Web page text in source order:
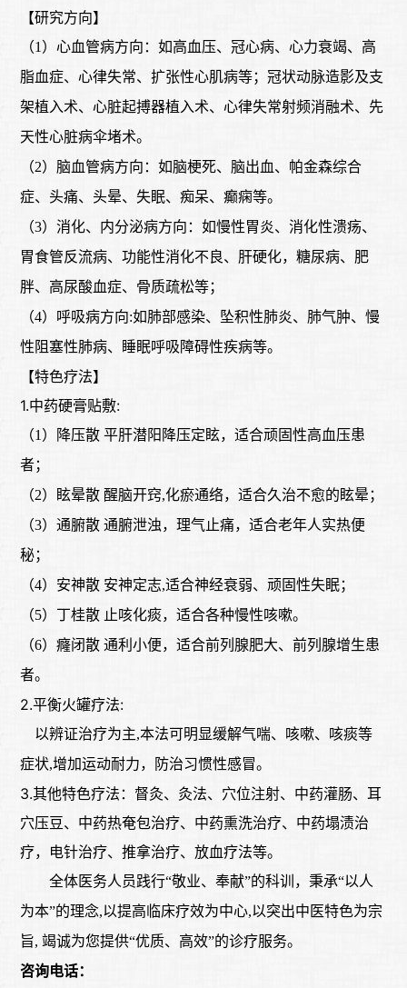
【研究方向】
（1）心血管病方向：如高血压、冠心病、心力衰竭、高
脂血症、心律失常、扩张性心肌病等；冠状动脉造影及支
架植入术、心脏起搏器植入术、心律失常射频消融术、先
天性心脏病伞堵术。
（2）脑血管病方向：如脑梗死、脑出血、帕金森综合
症、头痛、头晕、失眠、痴呆、癫痫等。
（3）消化、内分泌病方向：如慢性胃炎、消化性溃疡、
胃食管反流病、功能性消化不良、肝硬化，糖尿病、肥
胖、高尿酸血症、骨质疏松等；
（4）呼吸病方向:如肺部感染、坠积性肺炎、肺气肿、慢
性阻塞性肺病、睡眠呼吸障碍性疾病等。
【特色疗法】
1.中药硬膏贴敷:
（1）降压散 平肝潜阳降压定眩，适合顽固性高血压患
者；
（2）眩晕散 醒脑开窍,化瘀通络，适合久治不愈的眩晕；
（3）通腑散 通腑泄浊，理气止痛，适合老年人实热便
秘；
（4）安神散 安神定志,适合神经衰弱、顽固性失眠；
（5）丁桂散 止咳化痰，适合各种慢性咳嗽。
（6）癃闭散 通利小便，适合前列腺肥大、前列腺增生患
者。
2.平衡火罐疗法:
以辨证治疗为主,本法可明显缓解气喘、咳嗽、咳痰等
症状,增加运动耐力，防治习惯性感冒。
3.其他特色疗法：督灸、灸法、穴位注射、中药灌肠、耳
穴压豆、中药热奄包治疗、中药熏洗治疗、中药塌渍治
疗，电针治疗、推拿治疗、放血疗法等。
全体医务人员践行“敬业、奉献”的科训，秉承“以人
为本”的理念,以提高临床疗效为中心,以突出中医特色为宗
旨, 竭诚为您提供“优质、高效”的诊疗服务。
咨询电话：